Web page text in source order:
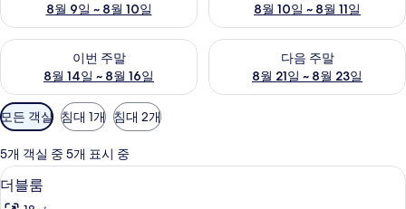
8월 9일 ~ 8월 10일
8월 10일 ~ 8월 11일
이번 주말
8월 14일 ~ 8월 16일
이번 주말 예약 가능 여부 확인, 8월 14일 ~ 8월 16일
다음 주말
8월 21일 ~ 8월 23일
다음 주말 예약 가능 여부 확인
객
실
에
사
용
모든 객실 침대 1개 침대 2개
5개 객실 중 5개 표시 중
더
블
책상, 노트북 작업 공간, 암막 커튼, 다
5
더블룸